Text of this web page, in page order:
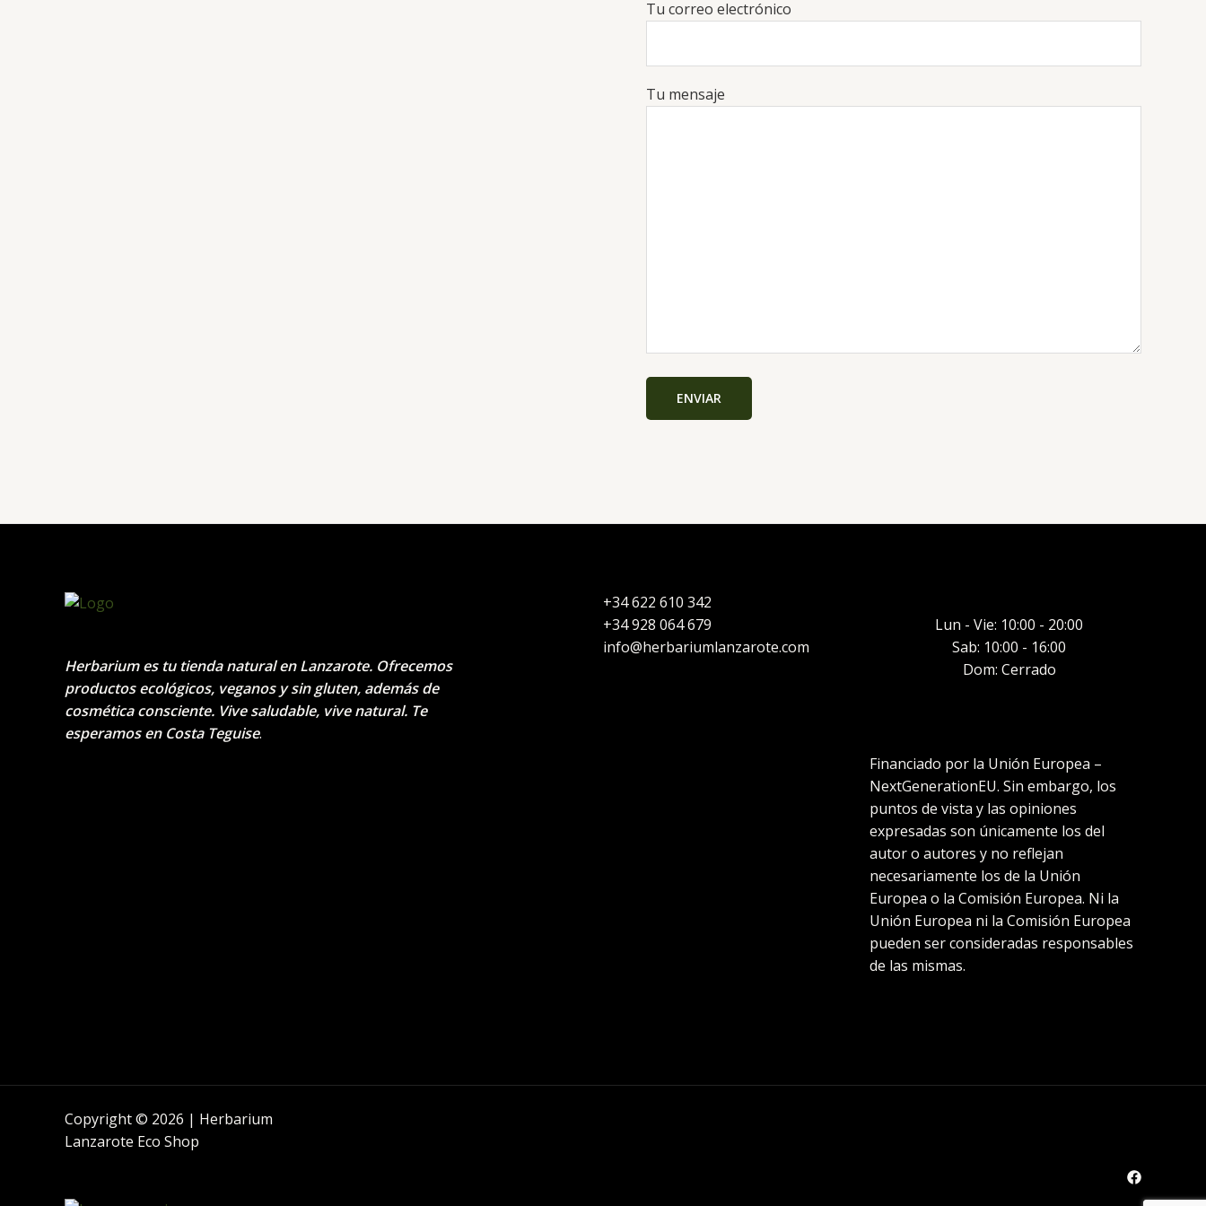
Tu correo electrónico
Tu mensaje
Herbarium es tu tienda natural en Lanzarote. Ofrecemos
productos ecológicos, veganos y sin gluten, además de
cosmética consciente. Vive saludable, vive natural. Te
esperamos en Costa Teguise.
+34 622 610 342
+34 928 064 679
info@herbariumlanzarote.com
Lun - Vie: 10:00 - 20:00
Sab: 10:00 - 16:00
Dom: Cerrado
Financiado por la Unión Europea –
NextGenerationEU. Sin embargo, los
puntos de vista y las opiniones
expresadas son únicamente los del
autor o autores y no reflejan
necesariamente los de la Unión
Europea o la Comisión Europea. Ni la
Unión Europea ni la Comisión Europea
pueden ser consideradas responsables
de las mismas.
Copyright © 2026 | Herbarium
Lanzarote Eco Shop